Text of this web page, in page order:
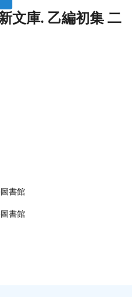
文庫. 乙編初集 二
書館
書館